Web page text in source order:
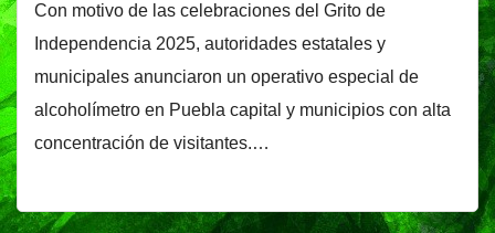
Con motivo de las celebraciones del Grito de
Independencia 2025, autoridades estatales y
municipales anunciaron un operativo especial de
alcoholímetro en Puebla capital y municipios con alta
concentración de visitantes.…